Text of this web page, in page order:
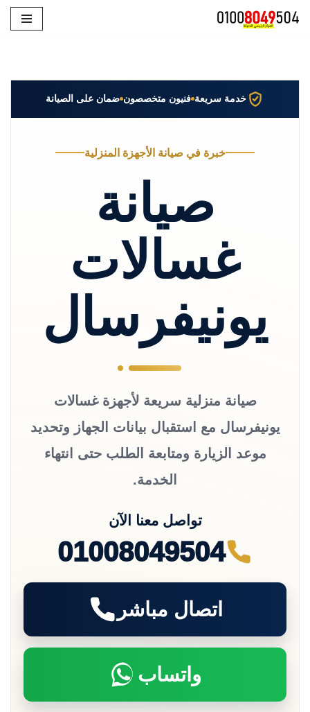
خدمة سريعة فنيون متخصصون ضمان على الصيانة
خبرة في صيانة الأجهزة المنزلية
صيانة
غسالات
يونيفرسال
صيانة منزلية سريعة لأجهزة غسالات
يونيفرسال مع استقبال بيانات الجهاز وتحديد
موعد الزيارة ومتابعة الطلب حتى انتهاء
الخدمة.
تواصل معنا الآن
01008049504
اتصال مباشر
واتساب